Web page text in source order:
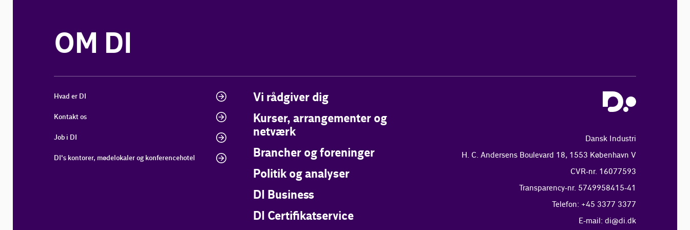
OM DI
Hvad er DI
Kontakt os
Job i DI
DI's kontorer, mødelokaler og konferencehotel
Vi rådgiver dig
Kurser, arrangementer og
netværk
Brancher og foreninger
Politik og analyser
DI Business
DI Certifikatservice
Dansk Industri
H. C. Andersens Boulevard 18, 1553 København V
CVR-nr. 16077593
Transparency-nr. 5749958415-41
Telefon: +45 3377 3377
E-mail: di@di.dk